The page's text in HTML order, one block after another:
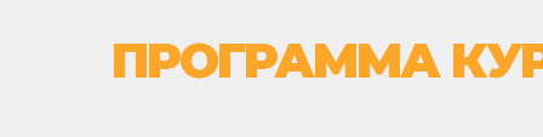
ПРОГРАММА